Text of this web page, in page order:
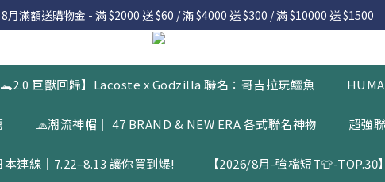
月滿額送購物金 - 滿 $2000 送 $60 / 滿 $4000 送 $300 / 滿 $10000 送 $1500
月滿額送購物金 - 滿 $2000 送 $60 / 滿 $4000 送 $300 / 滿 $10000 送 $1500
7.22 – 8.13 日本連線中，絕對讓你買到爆
🐊2.0 巨獸回歸】Lacoste x Godzilla 聯名：哥吉拉玩鱷魚
🧢潮流神帽｜ 47 BRAND & NEW ERA 各式聯名神物 超強
本連線｜7.22–8.13 讓你買到爆! 【2026/8月-強檔短T👕-TOP.30】